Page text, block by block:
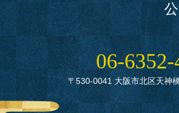
〒530‑0041 大阪市北区天神